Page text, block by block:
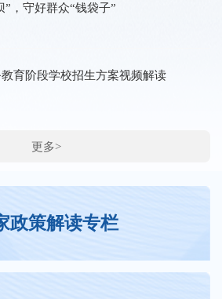
，守好群众“钱袋子”
育阶段学校招生方案视频解读
更多>
政策解读专栏